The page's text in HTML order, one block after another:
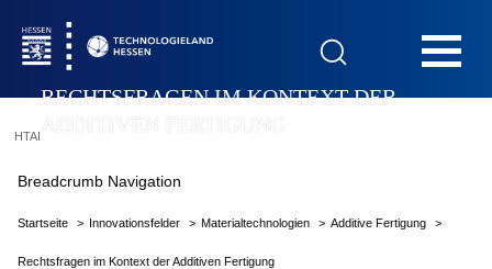
Startseite
HTAI
RECHTSFRAGEN IM KONTEXT DER
Breadcrumb Navigation
Startseite Innovationsfelder Materialtechnologien Additive Fertigung
Rechtsfragen im Kontext der Additiven Fertigung